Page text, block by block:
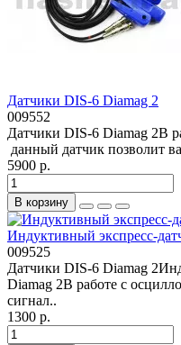
Датчики DIS-6 Diamag 2
009552
Датчики DIS-6 Diamag 2В
данный датчик позволит
5900 р.
В корзину
Индуктивный экспресс-
009525
Датчики DIS-6 Diamag
Diamag 2В работе с
сигнал..
1300 р.